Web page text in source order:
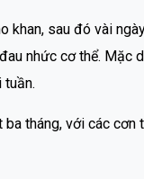
sau đó vài
nhức cơ thể. Mặc
tuần.
tháng, với các cơn